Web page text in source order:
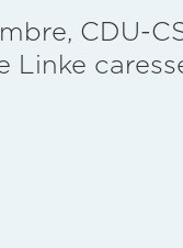
CDU-
Linke